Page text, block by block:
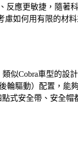
應更敏捷，隨
如何用有限的材
Cobra車型的設
驅動）配置，
式安全帶、安全